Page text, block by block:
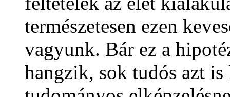
természetesen ezen
vagyunk. Bár ez a
hangzik, sok tudós azt